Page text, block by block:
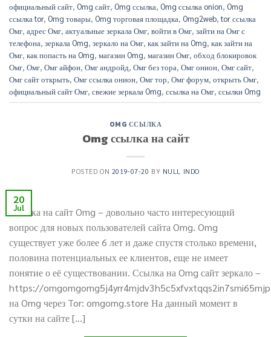
официальный сайт, Omg сайт, Omg ссылка, Omg ссылка onion, Omg
ссылка tor, Omg товары, Omg торговая площадка, Omg2web,tor ссылка
Омг, адрес Омг, актуальные зеркала Омг, войти в Омг, зайти на Омг с
телефона, зеркала Omg, зеркало на Омг, как зайти на Omg, как зайти на
Омг, как попасть на Omg, магазин Omg, магазин Омг, обход блокировок
Омг, Омг, Омг айфон, Омг андройд, Омг без тора, Омг онион, Омг сайт,
Омг сайт открыть, Омг ссылка онион, Омг тор, Омг форум, открыть Омг,
официальный сайт Омг, свежие зеркала Omg, ссылка на Омг, ссылки Omg
OMG ССЫЛКА
Omg ссылка на сайт
POSTED ON 2019-07-20 BY NULL INDO
20
Jul
Ссылка на сайт Omg – довольно часто интересующий
вопрос для новых пользователей сайта Omg. Omg
существует уже более 6 лет и даже спустя столько времени,
половина потенциальных ее клиентов, еще не имеет
понятие о её существовании. Ссылка на Omg сайт зеркало –
https://
на Omg через Tor: omgomg.store На данный момент в
сутки на сайте […]